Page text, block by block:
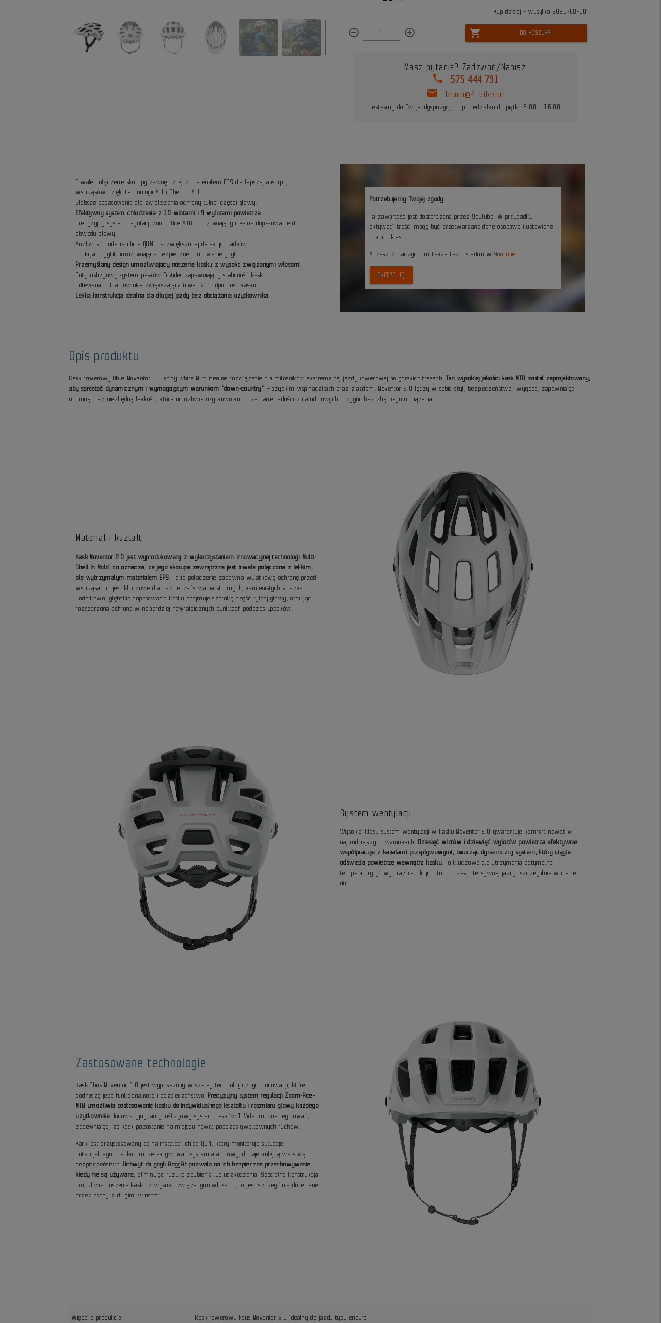
Kup dzisiaj - wysyłka 2026-08-10
remove_circle_outline add_circle_outline shopping_cart DO KOSZYKA
Masz pytanie? Zadzwoń/Napisz
phone 575 444 731
mail biuro@4-bike.pl
Jesteśmy do Twojej dyspozycji od poniedziałku do piątku 8:00 - 16:00
Trwałe połączenie skorupy zewnętrznej z materiałem EPS dla lepszej absorpcji
wstrząsów dzięki technologii Multi-Shell In-Mold.
Głębsze dopasowanie dla zwiększenia ochrony tylnej części głowy.
Efektywny system chłodzenia z 10 wlotami i 9 wylotami powietrza
Precyzyjny system regulacji Zoom-Ace-MTB umożliwiający idealne dopasowanie do
obwodu głowy.
Możliwość dodania chipa QUIN dla zwiększonej detekcji upadków.
Funkcja GoggFit umożliwiająca bezpieczne mocowanie gogli.
Przemyślany design umożliwiający noszenie kasku z wysoko związanymi włosami
Antypoślizgowy system pasków TriVider zapewniający stabilność kasku.
Odlewana dolna powłoka zwiększająca trwałość i odporność kasku.
Lekka konstrukcja idealna dla długiej jazdy bez obciążania użytkownika
Potrzebujemy Twojej zgody
Ta zawartość jest dostarczana przez YouTube. W przypadku
aktywacji treści mogą być przetwarzane dane osobowe i ustawiane
pliki cookies.
Możesz zobaczyc film także bezpośrednio w YouTube
AKCEPTUJĘ
Opis produktu
Kask rowerowy Abus Moventor 2.0 shiny white M to idealne rozwiązanie dla miłośników ekstremalnej jazdy rowerowej po górskich trasach.Ten wysokiej jakości kask MTB został zaprojektowany,
aby sprostać dynamicznym i wymagającym warunkom "down-country" – szybkim wspinaczkach oraz zjazdom. Moventor 2.0 łączy w sobie styl, bezpieczeństwo i wygodę, zapewniając
ochronę oraz niezbędną lekkość, która umożliwia użytkownikom czerpanie radości z całodniowych przygód bez zbędnego obciążenia.
Materiał i kształt
Kask Moventor 2.0 jest wyprodukowany z wykorzystaniem innowacyjnej technologii Multi-
Shell In-Mold, co oznacza, że jego skorupa zewnętrzna jest trwale połączona z lekkim,
ale wytrzymałym materiałem EPS . Takie połączenie zapewnia wyjątkową ochronę przed
wstrząsami i jest kluczowe dla bezpieczeństwa na stromych, kamienistych ścieżkach.
Dodatkowo, głębokie dopasowanie kasku obejmuje szeroką część tylnej głowy, oferując
rozszerzoną ochronę w najbardziej newralgicznych punktach podczas upadków.
System wentylacji
Wysokiej klasy system wentylacji w kasku Moventor 2.0 gwarantuje komfort nawet w
najtrudniejszych warunkach. Dziesięć wlotów i dziewięć wylotów powietrza efektywnie
współpracuje z kanałami przepływowymi, tworząc dynamiczny system, który ciągle
odświeża powietrze wewnątrz kasku. To kluczowe dla utrzymania optymalnej
temperatury głowy oraz redukcji potu podczas intensywnej jazdy, szczególnie w ciepłe
dni.
Zastosowane technologie
Kask Abus Moventor 2.0 jest wyposażony w szereg technologicznych innowacji, które
podnoszą jego funkcjonalność i bezpieczeństwo.Precyzyjny system regulacji Zoom-Ace-
MTB umożliwia dostosowanie kasku do indywidualnego kształtu i rozmiaru głowy każdego
użytkownika . Innowacyjny, antypoślizgowy system pasków TriVider można regulować,
zapewniając, że kask pozostanie na miejscu nawet podczas gwałtownych ruchów.
Kark jest przystosowany do na instalacji chipa QUIN, który monitoruje sytuacje
potencjalnego upadku i może aktywować system alarmowy, dodaje kolejną warstwę
bezpieczeństwa. Uchwyt do gogli GoggFit pozwala na ich bezpieczne przechowywanie,
kiedy nie są używane , eliminując ryzyko zgubienia lub uszkodzenia. Specjalna konstrukcja
umożliwia noszenie kasku z wysoko związanymi włosami, co jest szczególnie doceniane
przez osoby z długimi włosami.
Więcej o produkcie Kask rowerowy Abus Moventor 2.0 idealny do jazdy typu enduro